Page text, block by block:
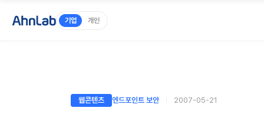
기업 개인
웹콘텐츠 엔드포인트 보안 2007-05-21